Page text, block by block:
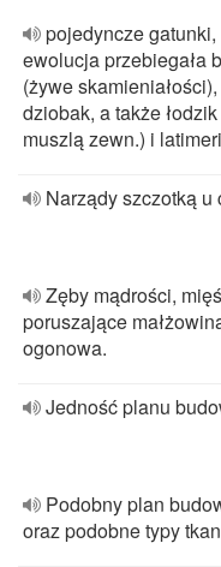
pojedyncze gatunki,
ewolucja przebiegała
(żywe
dziobak, a także
muszlą zewn.) i
Narządy szczotką u
Zęby mądrości,
poruszające
ogonowa.
Jedność planu
Podobny plan
oraz podobne typy